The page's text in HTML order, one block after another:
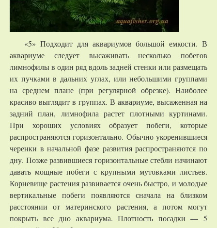
«5» Подходит для аквариумов большой емкости. В
аквариуме следует высаживать несколько побегов
лимнофилы в один ряд вдоль задней стенки или размещать
их пучками в дальних углах, или небольшими группами
на среднем плане (при регулярной обрезке). Наиболее
красиво выглядит в группах. В аквариуме, высаженная на
задний план, лимнофила растет плотными куртинами.
При хороших условиях образует побеги, которые
распространяются горизонтально. Обычно укоренившиеся
черенки в начальной фазе развития распространяются по
дну. Позже развившиеся горизонтальные стебли начинают
давать мощные побеги с крупными мутовками листьев.
Корневище растения развивается очень быстро, и молодые
вертикальные побеги появляются сначала на близком
расстоянии от материнского растения, а потом могут
покрыть все дно аквариума. Плотность посадки — 5